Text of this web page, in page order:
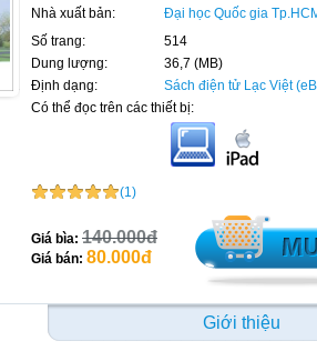
Nhà xuất bản:
Đại học Quốc gia
Số trang:
514
Dung lượng:
36,7 (MB)
Định dạng:
Sách điện tử Lạc Việt
Có thể đọc trên các thiết bị:
(1)
Giá bìa: 140.000đ
Giá bán: 80.000đ
Giới thiệu